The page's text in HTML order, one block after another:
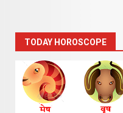
TODAY HOROSCOPE